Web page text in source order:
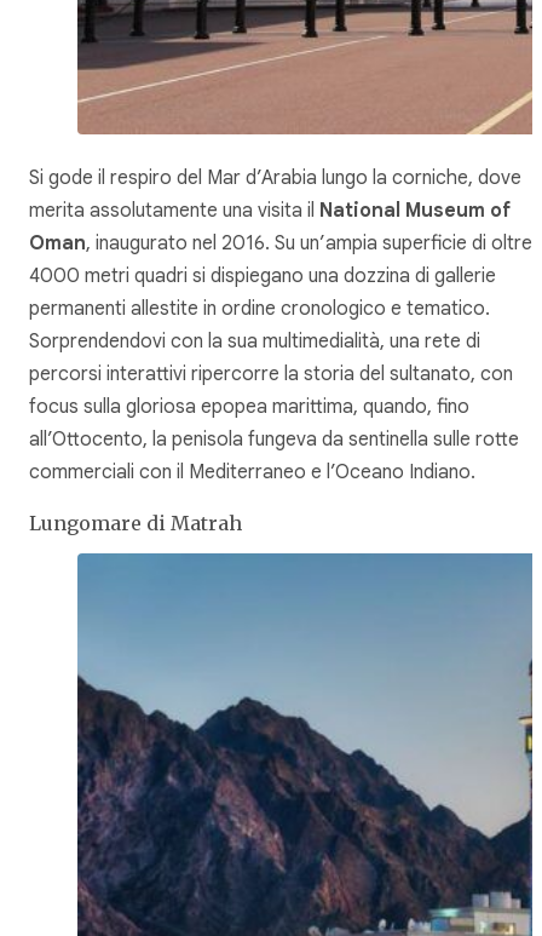
Si gode il respiro del Mar d’Arabia lungo la corniche, dove
merita assolutamente una visita il National Museum of
Oman, inaugurato nel 2016. Su un’ampia superficie di oltre
4000 metri quadri si dispiegano una dozzina di gallerie
permanenti allestite in ordine cronologico e tematico.
Sorprendendovi con la sua multimedialità, una rete di
percorsi interattivi ripercorre la storia del sultanato, con
focus sulla gloriosa epopea marittima, quando, fino
all’Ottocento, la penisola fungeva da sentinella sulle rotte
commerciali con il Mediterraneo e l’Oceano Indiano.
Lungomare di Matrah